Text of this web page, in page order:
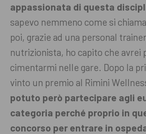
appassionata di questa
sapevo nemmeno come si
poi, grazie ad una personal
nutrizionista, ho capito che avrei
cimentarmi nelle gare. Dopo la
vinto un premio al Rimini
potuto però partecipare agli
categoria perché proprio in
concorso per entrare in